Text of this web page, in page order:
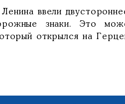
ввели
знаки. Это
открылся на